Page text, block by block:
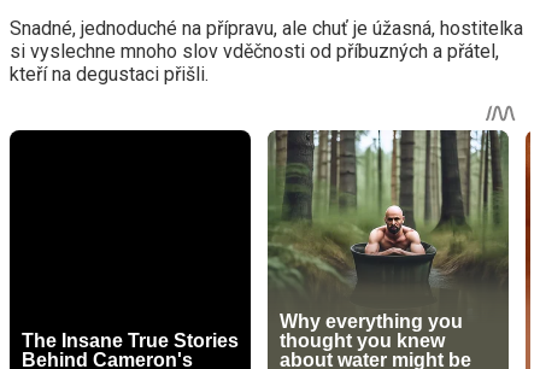
Snadné, jednoduché na přípravu, ale chuť je úžasná, hostitelka
si vyslechne mnoho slov vděčnosti od příbuzných a přátel,
kteří na degustaci přišli.